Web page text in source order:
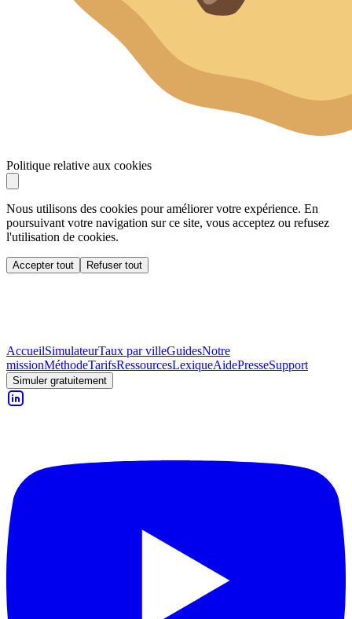
Politique relative aux cookies
Nous utilisons des cookies pour améliorer votre expérience. En
poursuivant votre navigation sur ce site, vous acceptez ou refusez
l'utilisation de cookies.
Accepter tout Refuser tout
AccueilSimulateurTaux par villeGuidesNotre
missionMéthodeTarifsRessourcesLexiqueAidePresseSupport
Simuler gratuitement